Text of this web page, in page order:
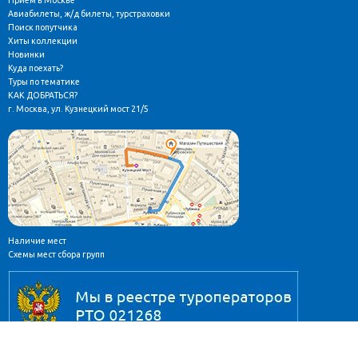
Авиабилеты, ж/д билеты, турстраховки
Поиск попутчика
Хиты коллекции
Новинки
Куда поехать?
Туры по тематике
КАК ДОБРАТЬСЯ?
г. Москва, ул. Кузнецкий мост 21/5
Наличие мест
Схемы мест сбора групп